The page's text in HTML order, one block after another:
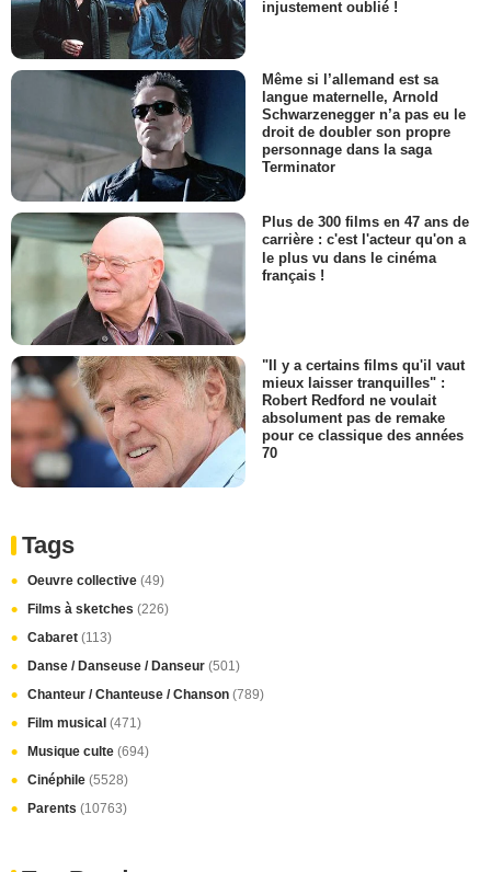
injustement oublié !
Même si l’allemand est sa
langue maternelle, Arnold
Schwarzenegger n’a pas eu le
droit de doubler son propre
personnage dans la saga
Terminator
Plus de 300 films en 47 ans de
carrière : c'est l'acteur qu'on a
le plus vu dans le cinéma
français !
"Il y a certains films qu'il vaut
mieux laisser tranquilles" :
Robert Redford ne voulait
absolument pas de remake
pour ce classique des années
70
Tags
Oeuvre collective (49)
Films à sketches (226)
Cabaret (113)
Danse / Danseuse / Danseur (501)
Chanteur / Chanteuse / Chanson (789)
Film musical (471)
Musique culte (694)
Cinéphile (5528)
Parents (10763)